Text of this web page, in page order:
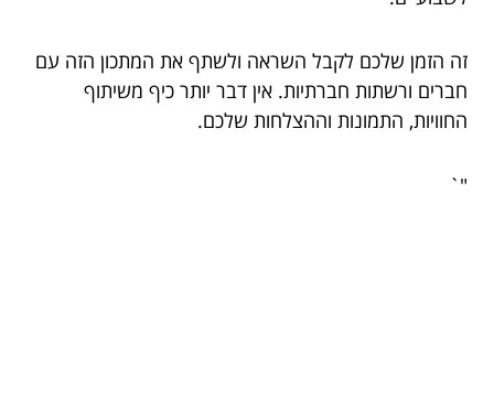
זה הזמן שלכם לקבל השראה ולשתף את המתכון הזה עם
חברים ורשתות חברתיות. אין דבר יותר כיף משיתוף
החוויות, התמונות וההצלחות שלכם.
"`